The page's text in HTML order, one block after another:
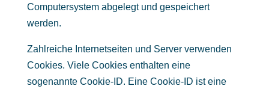
Computersystem abgelegt und gespeichert
werden.
Zahlreiche Internetseiten und Server verwenden
Cookies. Viele Cookies enthalten eine
sogenannte Cookie-ID. Eine Cookie-ID ist eine